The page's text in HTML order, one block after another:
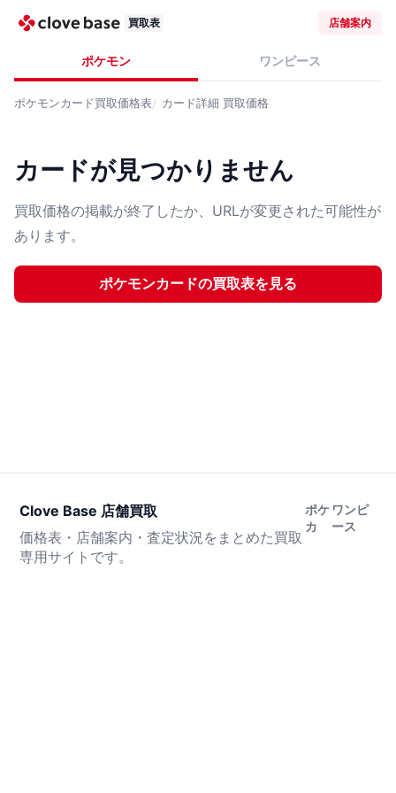
買取表 店舗案内
ポケモン ワンピース
ポケモンカード買取価格表 カード詳細 買取価格
カードが見つかりません
買取価格の掲載が終了したか、URLが変更された可能性が
あります。
ポケモンカードの買取表を見る
Clove Base 店舗買取
価格表・店舗案内・査定状況をまとめた買取
専用サイトです。
ポケ
カ
ワンピ
ース